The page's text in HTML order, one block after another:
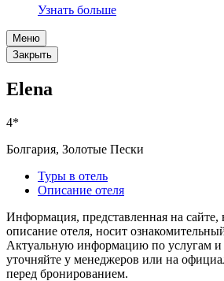
Узнать больше
Меню
Закрыть
Elena
4*
Болгария, Золотые Пески
Туры в отель
Описание отеля
Информация, представленная на
описание отеля, носит
Актуальную информацию по услугам
уточняйте у менеджеров или на
перед бронированием.